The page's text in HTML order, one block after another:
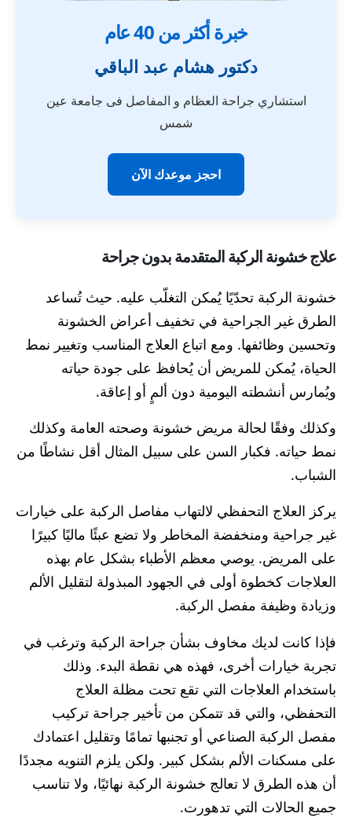
خبرة أكثر من 40 عام
دكتور هشام عبد الباقي
استشاري جراحة العظام و المفاصل فى جامعة عين
شمس
احجز موعدك الآن
علاج خشونة الركبة المتقدمة بدون جراحة
خشونة الركبة تحدّيًا يُمكن التغلّب عليه. حيث تُساعد
الطرق غير الجراحية في تخفيف أعراض الخشونة
وتحسين وظائفها. ومع اتباع العلاج المناسب وتغيير نمط
الحياة، يُمكن للمريض أن يُحافظ على جودة حياته
ويُمارس أنشطته اليومية دون ألمٍ أو إعاقة.
وكذلك وفقًا لحالة مريض خشونة وصحته العامة وكذلك
نمط حياته. فكبار السن على سبيل المثال أقل نشاطًا من
الشباب.
يركز العلاج التحفظي لالتهاب مفاصل الركبة على خيارات
غير جراحية ومنخفضة المخاطر ولا تضع عبئًا ماليًا كبيرًا
على المريض. يوصي معظم الأطباء بشكل عام بهذه
العلاجات كخطوة أولى في الجهود المبذولة لتقليل الألم
وزيادة وظيفة مفصل الركبة.
فإذا كانت لديك مخاوف بشأن جراحة الركبة وترغب في
تجربة خيارات أخرى، فهذه هي نقطة البدء. وذلك
باستخدام العلاجات التي تقع تحت مظلة العلاج
التحفظي، والتي قد تتمكن من تأخير جراحة تركيب
مفصل الركبة الصناعي أو تجنبها تمامًا وتقليل اعتمادك
على مسكنات الألم بشكل كبير. ولكن يلزم التنويه مجددًا
أن هذه الطرق لا تعالج خشونة الركبة نهائيًا، ولا تناسب
جميع الحالات التي تدهورت.